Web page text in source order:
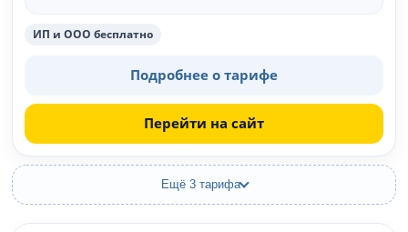
ИП и ООО бесплатно
Подробнее о тарифе
Перейти на сайт
Ещё 3 тарифа